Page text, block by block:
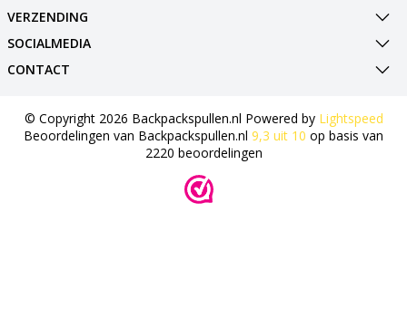
VERZENDING
SOCIALMEDIA
CONTACT
© Copyright 2026 Backpackspullen.nl Powered by Lightspeed
Beoordelingen van Backpackspullen.nl 9,3 uit 10 op basis van
2220 beoordelingen